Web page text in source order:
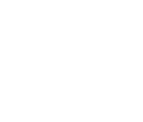
van 4,9 op 5, 49